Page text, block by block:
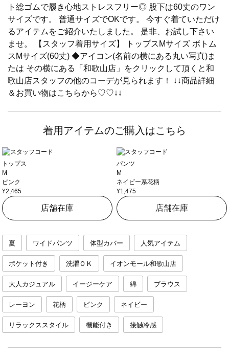
ト総ゴムで履き心地ストレスフリー◎ 股下は60丈のワン
サイズです。 普通サイズでOKです。 今すぐ着ていただけ
るアイテムをご紹介いたしました。 是非、お試し下さい
ませ。 【スタッフ着用サイズ】 トップスMサイズ ボトム
スMサイズ(60丈) ◆アイコン(名前の横にある丸い写真)ま
たは その横にある「和歌山店」をクリックして頂くと和
歌山店スタッフの他のコーデが見られます！ ↓↓商品詳細
＆お買い物はこちらから♡♡↓↓
着用アイテムのご購入はこちら
トップス
M
ピンク
¥2,465
店舗在庫
パンツ
M
ネイビー系花柄
¥1,475
店舗在庫
夏 ワイドパンツ 体型カバー 人気アイテム
ポケット付き 洗濯ＯＫ イオンモール和歌山店
大人カジュアル イージーケア 綿 ブラウス
レーヨン 花柄 ピンク ネイビー
リラックススタイル 機能付き 接触冷感